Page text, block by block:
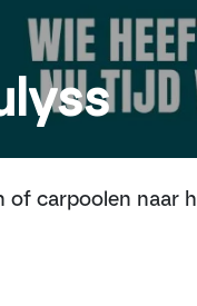
of carpoolen naar